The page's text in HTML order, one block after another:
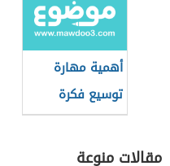
أهمية مهارة
توسيع فكرة
مقالات منوعة